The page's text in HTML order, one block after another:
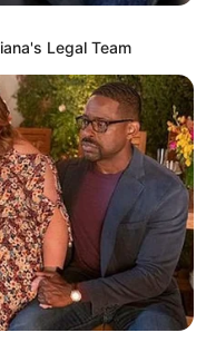
Legal Team